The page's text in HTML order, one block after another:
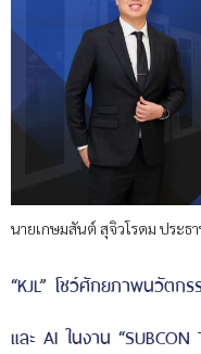
นายเกษมสันต์ สุจิวโรดม ประธ
“KJL” โชว์ศักยภาพนวัตก
และ AI ในงาน “SUBCON